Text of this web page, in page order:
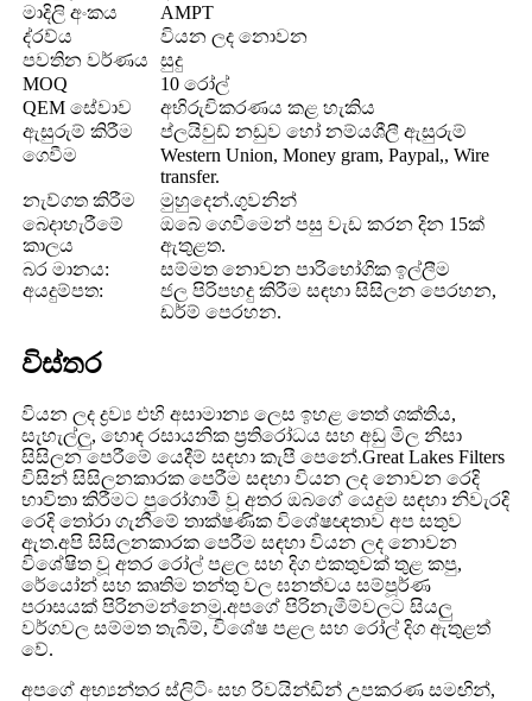
මාදිලි අංකය
AMPT
ද්රව්ය
වියන ලද නොවන
පවතින වර්ණය
සුදු
MOQ
10 රෝල්
QEM සේවාව
අභිරුචිකරණය කළ හැකිය
ඇසුරුම් කිරීම
ප්ලයිවුඩ් නඩුව හෝ නම්යශීලී ඇසුරුම්
ගෙවීම
Western Union, Money gram, Paypal,, Wire
transfer.
නැව්ගත කිරීම
මුහුදෙන්.ගුවනින්
බෙදාහැරීමේ
කාලය
ඔබේ ගෙවීමෙන් පසු වැඩ කරන දින 15ක්
ඇතුළත.
බර මානය:
අයදුම්පත:
සම්මත නොවන පාරිභෝගික ඉල්ලීම
ජල පිරිපහදු කිරීම සඳහා සිසිලන පෙරහන,
ඩර්ම් පෙරහන.
විස්තර
වියන ලද ද්‍රව්‍ය එහි අසාමාන්‍ය ලෙස ඉහළ තෙත් ශක්තිය,
සැහැල්ලු, හොඳ රසායනික ප්‍රතිරෝධය සහ අඩු මිල නිසා
සිසිලන පෙරීමේ යෙදීම් සඳහා කැපී පෙනේ.Great Lakes Filters
විසින් සිසිලනකාරක පෙරීම සඳහා වියන ලද නොවන රෙදි
භාවිතා කිරීමට පුරෝගාමී වූ අතර ඔබගේ යෙදුම සඳහා නිවැරදි
රෙදි තෝරා ගැනීමේ තාක්ෂණික විශේෂඥතාව අප සතුව
ඇත.අපි සිසිලනකාරක පෙරීම සඳහා වියන ලද නොවන
විශේෂිත වූ අතර රෝල් පළල සහ දිග එකතුවක් තුළ කපු,
රේයෝන් සහ කෘතිම තන්තු වල ඝනත්වය සම්පූර්ණ
පරාසයක් පිරිනමන්නෙමු.අපගේ පිරිනැමීම්වලට සියලු
වර්ගවල සම්මත තැබීම්, විශේෂ පළල සහ රෝල් දිග ඇතුළත්
වේ.
අපගේ අභ්‍යන්තර ස්ලිටිං සහ රිවයින්ඩින් උපකරණ සමඟින්,